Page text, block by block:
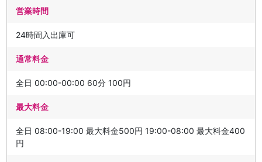
営業時間
24時間入出庫可
通常料金
全日 00:00-00:00 60分 100円
最大料金
全日 08:00-19:00 最大料金500円 19:00-08:00 最大料金400
円